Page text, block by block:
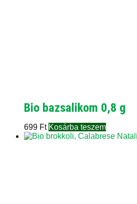
Bio bazsalikom 0,8 g
699 Ft Kosárba teszem